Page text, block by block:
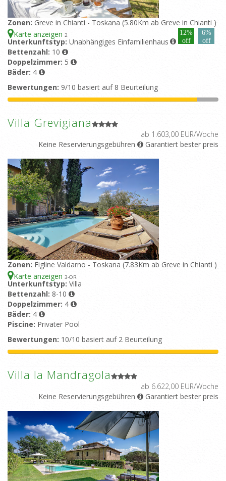
Zonen: Greve in Chianti - Toskana (5.80Km ab Greve in Chianti )
Karte anzeigen 2
12%
off
6%
off
Unterkunftstyp: Unabhängiges Einfamilienhaus
Bettenzahl: 10
Doppelzimmer: 5
Bäder: 4
Bewertungen: 9/10 basiert auf 8 Beurteilung
Villa Grevigiana
ab 1.603,00 EUR/Woche
Keine Reservierungsgebühren
Garantiert bester preis
Zonen: Figline Valdarno - Toskana (7.83Km ab Greve in Chianti )
Karte anzeigen 3-OR
Unterkunftstyp: Villa
Bettenzahl: 8-10
Doppelzimmer: 4
Bäder: 4
Piscine: Privater Pool
Bewertungen: 10/10 basiert auf 2 Beurteilung
Villa la Mandragola
ab 6.622,00 EUR/Woche
Keine Reservierungsgebühren
Garantiert bester preis